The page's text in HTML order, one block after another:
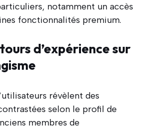
notamment un accès
fonctionnalités premium.
d’expérience sur
révèlent des
selon le profil de
membres de